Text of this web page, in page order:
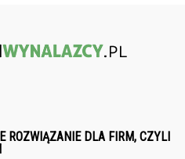
ROZWIĄZANIE DLA FIRM, CZYLI